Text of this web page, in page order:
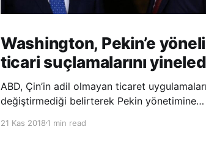
Washington, Pekin’e
ticari suçlamalarını
ABD, Çin’in adil olmayan ticaret
değiştirmediği belirterek Pekin yönetimine
Temsilciliği’nin Çin’in fikri mülkiyet ve
21 Kas 20181 min read